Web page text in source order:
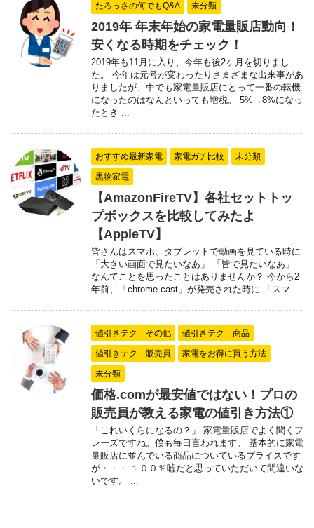
たろっさの何でもQ&A 未分類
2019年 年末年始の家電量販店動向！
安くなる時期をチェック！
2019年も11月に入り、今年も後2ヶ月を切りまし
た。 今年は元号が変わったりさまざまな出来事があ
りましたが、中でも家電量販店にとって一番の転機
になったのはなんといっても増税。 5%→8%になっ
たとき ...
おすすめ最新家電 家電ガチ比較 未分類
黒物家電
【AmazonFireTV】各社セットトッ
プボックスを比較してみたよ
【AppleTV】
皆さんはスマホ、タブレットで動画を見ている時に
「大きい画面で見たいなあ」 「皆で見たいなあ」
なんてことを思ったことはありませんか？ 今から2
年前、「chrome cast」が発売された時に 「スマ ...
値引きテク その他 値引きテク 商品
値引きテク 販売員 家電をお得に買う方法
未分類
価格.comが最安値ではない！プロの
販売員が教える家電の値引き方法①
「これいくらになるの？」 家電量販店でよく聞くフ
レーズですね。僕も毎日言われます。 基本的に家電
量販店に並んでいる商品についているプライスです
が・・・ １００％嘘だと思っていただいて間違いな
いです。 ...